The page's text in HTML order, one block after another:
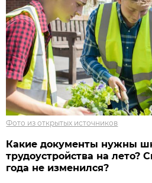
Фото из открытых источников
Какие документы нужны
трудоустройства на лето?
года не изменился?